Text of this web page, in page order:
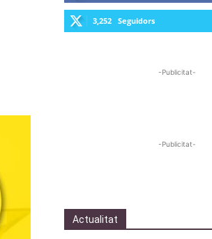
3,252 Seguidors
-Publicitat-
-Publicitat-
Actualitat